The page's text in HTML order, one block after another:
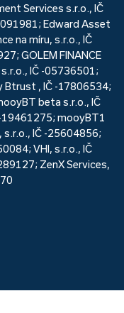
Services s.r.o., IČ
Edward Asset
na míru, s.r.o., IČ
GOLEM FINANCE
IČ -05736501;
Btrust , IČ -17806534;
beta s.r.o., IČ
mooyBT1
s.r.o., IČ -25604856;
VHI, s.r.o., IČ
ZenX Services,